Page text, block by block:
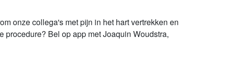
onze collega's met pijn in het hart vertrekken en
Bel op app met Joaquin Woudstra,